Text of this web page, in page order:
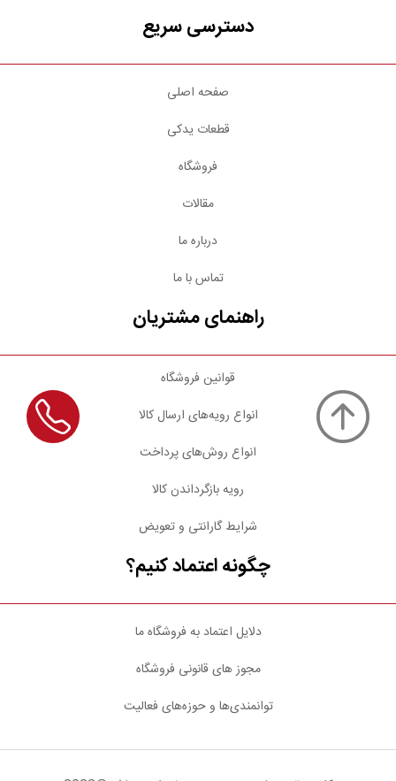
دسترسی سریع
صفحه اصلی
قطعات یدکی
فروشگاه
مقالات
درباره ما
تماس با ما
راهنمای مشتریان
قوانین فروشگاه
انواع رویه‌های ارسال کالا
انواع روش‌های پرداخت
رویه بازگرداندن کالا
شرایط گارانتی و تعویض
چگونه اعتماد کنیم؟
دلایل اعتماد به فروشگاه ما
مجوز های قانونی فروشگاه
توانمندی‌ها و حوزه‌های فعالیت